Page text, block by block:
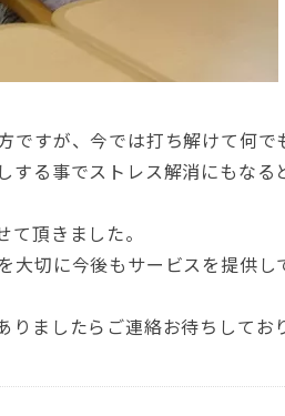
すが、今では打ち解けて何で
る事でストレス解消にもなる
頂きました。
切に今後もサービスを提供し
ましたらご連絡お待ちしてお